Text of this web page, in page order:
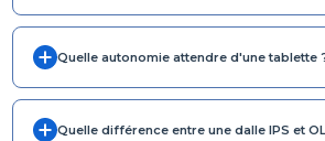
Quelle autonomie attendre d'une tablette
Quelle différence entre une dalle IPS et